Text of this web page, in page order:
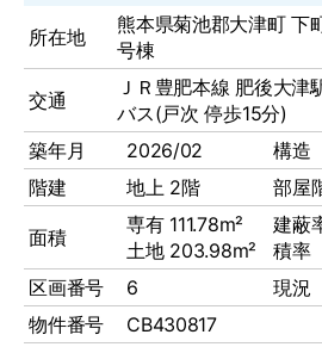
所在地
熊本県菊池郡大津町
号棟
交通
ＪＲ豊肥本線 肥後大津
バス(戸次 停歩15分)
築年月
2026/02 構造
階建
地上 2階 部屋
面積
専有 111.78m²
土地 203.98m²
建蔽
積率
区画番号 6 現況
物件番号
CB430817